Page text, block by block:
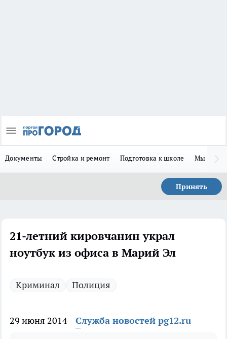
Документы Стройка и ремонт Подготовка к школе Мы в MAX
Принять
21-летний кировчанин украл
ноутбук из офиса в Марий Эл
Криминал Полиция
29 июня 2014 Служба новостей pg12.ru